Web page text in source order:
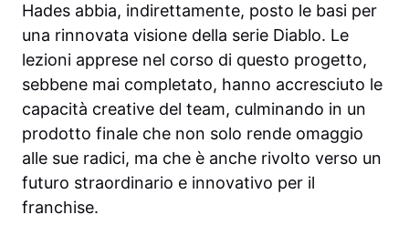
Hades abbia, indirettamente, posto le basi per
una rinnovata visione della serie Diablo. Le
lezioni apprese nel corso di questo progetto,
sebbene mai completato, hanno accresciuto le
capacità creative del team, culminando in un
prodotto finale che non solo rende omaggio
alle sue radici, ma che è anche rivolto verso un
futuro straordinario e innovativo per il
franchise.